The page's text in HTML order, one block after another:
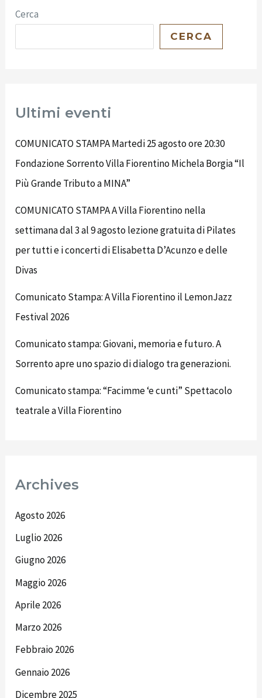
Cerca
CERCA
Ultimi eventi
COMUNICATO STAMPA Martedi 25 agosto ore 20:30
Fondazione Sorrento Villa Fiorentino Michela Borgia “Il
Più Grande Tributo a MINA”
COMUNICATO STAMPA A Villa Fiorentino nella
settimana dal 3 al 9 agosto lezione gratuita di Pilates
per tutti e i concerti di Elisabetta D’Acunzo e delle
Divas
Comunicato Stampa: A Villa Fiorentino il LemonJazz
Festival 2026
Comunicato stampa: Giovani, memoria e futuro. A
Sorrento apre uno spazio di dialogo tra generazioni.
Comunicato stampa: “Facimme ‘e cunti” Spettacolo
teatrale a Villa Fiorentino
Archives
Agosto 2026
Luglio 2026
Giugno 2026
Maggio 2026
Aprile 2026
Marzo 2026
Febbraio 2026
Gennaio 2026
Dicembre 2025